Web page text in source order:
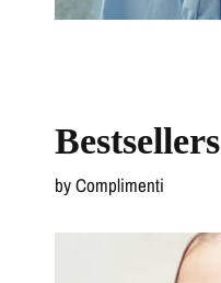
Bestsellers
by Complimenti